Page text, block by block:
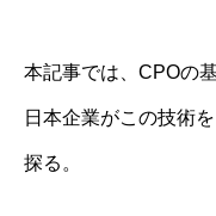
本記事では、CPOの
日本企業がこの技術
探る。